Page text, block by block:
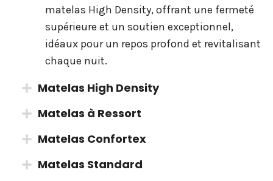
matelas High Density, offrant une fermeté
supérieure et un soutien exceptionnel,
idéaux pour un repos profond et revitalisant
chaque nuit.
Matelas High Density
Matelas à Ressort
Matelas Confortex
Matelas Standard